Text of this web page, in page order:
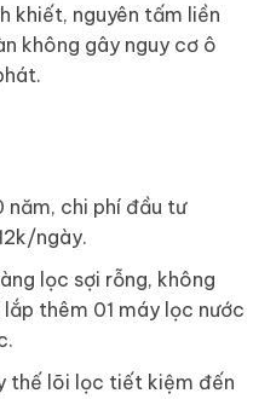
khiết, nguyên tấm liền
không gây nguy cơ ô
năm, chi phí đầu tư
ngày.
lọc sợi rỗng, không
thêm 01 máy lọc nước
thế lõi lọc tiết kiệm đến